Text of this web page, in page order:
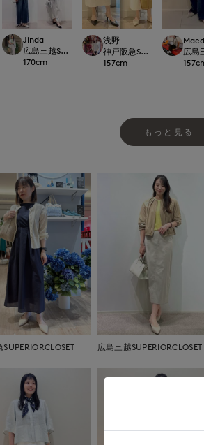
Jinda
広島三越SUPERIORCLOSET
170cm
浅野
神戸阪急SUPERIORCLOSET
157cm
広島
157
もっと見る
広島三越SUPERIORCLOSET